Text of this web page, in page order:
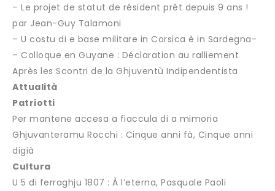
– Le projet de statut de résident prêt depuis 9 ans !
par Jean-Guy Talamoni
– U costu di e base militare in Corsica è in Sardegna-
– Colloque en Guyane : Déclaration au ralliement
Après les Scontri de la Ghjuventù Indipendentista
Attualità
Patriotti
Per mantene accesa a fiaccula di a mimoria
Ghjuvanteramu Rocchi : Cinque anni fà, Cinque anni
digià
Cultura
U 5 di ferraghju 1807 : À l’eterna, Pasquale Paoli